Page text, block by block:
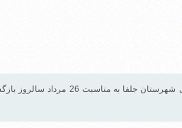
مزار آزادگان متوفی